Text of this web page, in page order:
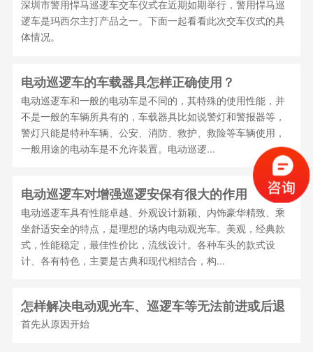
深圳市警用悍马巡逻车交车仪式在近期如期举行，警用悍马巡
逻车是玛西尔主打产品之一。下面一起看看此次交车仪式的具
体情况。
电动巡逻车的车载器具怎样正确使用？
电动巡逻车和一般的电动车是不同的，其特殊的使用性能，并
不是一般的车辆所具有的，车载器具比如说警灯和警报器等，
警灯只能是特种车辆、公安、消防、救护、救险等车辆使用，
一般用途的电动车是不允许装置。电动巡逻...
电动巡逻车对增强巡逻安保有很大的作用
电动巡逻车具有性能卓越、外观设计新颖、内饰豪华精致、乘
坐舒适安全的特点，是理想的场内电动观光车。美观，经典款
式，性能稳定，最佳性价比，流线设计。各种车头的款式设
计、各有特色，主要是古典和现代相结合，构...
怎样解决电动观光车、巡逻车等无法前进或后退
首先从原因开始